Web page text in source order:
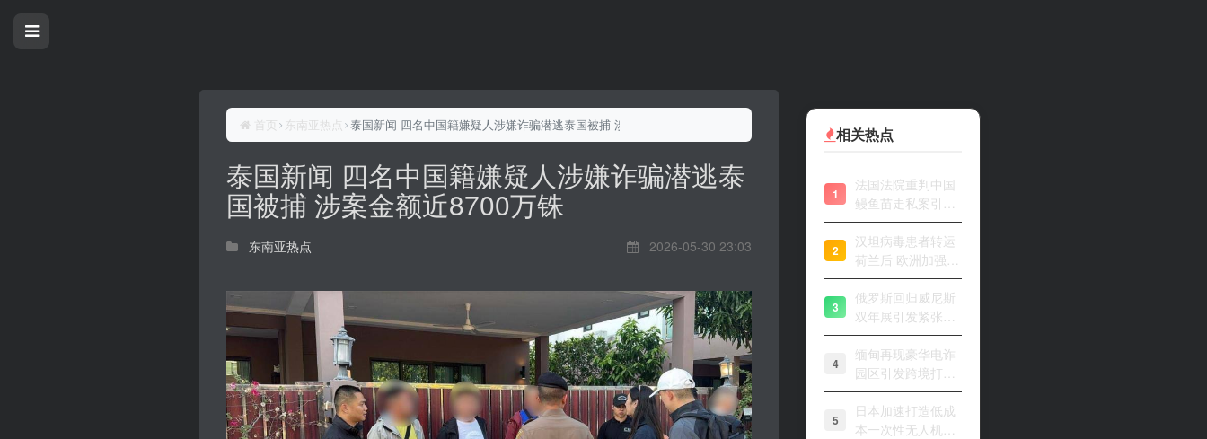
首页 东南亚热点 泰国新闻 四名中国籍嫌疑人涉嫌诈骗潜逃泰国被捕 涉案金额近8700万铢
泰国新闻 四名中国籍嫌疑人涉嫌诈骗潜逃泰
国被捕 涉案金额近8700万铢
东南亚热点 2026-05-30 23:03
相关热点
1
法国法院重判中国
鳗鱼苗走私案引关
注
2
汉坦病毒患者转运
荷兰后 欧洲加强风
险评估
3
俄罗斯回归威尼斯
双年展引发紧张开
幕
4
缅甸再现豪华电诈
园区引发跨境打击
关注
5
日本加速打造低成
本一次性无人机战